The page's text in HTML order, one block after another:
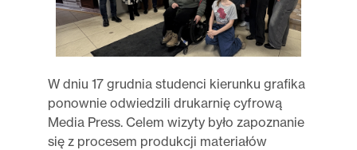
W dniu 17 grudnia studenci kierunku grafika
ponownie odwiedzili drukarnię cyfrową
Media Press. Celem wizyty było zapoznanie
się z procesem produkcji materiałów